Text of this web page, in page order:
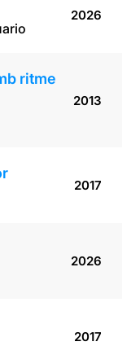
2026
ritme
2013
2017
2026
2017